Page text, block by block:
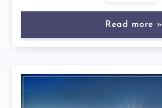
Read more »